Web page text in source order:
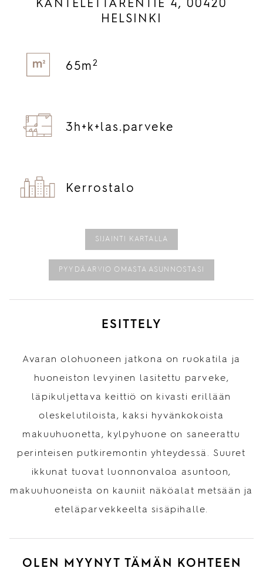
KANTELETTARENTIE 4, 00420
HELSINKI
65m 2
3h+ k+ las. parveke
Kerrostalo
SIJAINTI KARTALLA
PYYDÄ ARVIO OMASTA ASUNNOSTASI
ESITTELY
Avaran olohuoneen jatkona on ruokatila ja
huoneiston levyinen lasitettu parveke,
läpikuljettava keittiö on kivasti erillään
oleskelutiloista, kaksi hyvänkokoista
makuuhuonetta, kylpyhuone on saneerattu
perinteisen putkiremontin yhteydessä. Suuret
ikkunat tuovat luonnonvaloa asuntoon,
makuuhuoneista on kauniit näköalat metsään ja
eteläparvekkeelta sisäpihalle.
OLEN MYYNYT TÄMÄN KOHTEEN